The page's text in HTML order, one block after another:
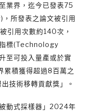
業界，迄今已發表75
所發表之論文被引用
引用次數約140次，
標(Technology
可投入量產或於實
累積獲得超過8百萬之
技術移轉貢獻獎」。
動式採樣器」2024年